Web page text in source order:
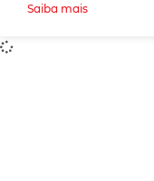
Saiba mais